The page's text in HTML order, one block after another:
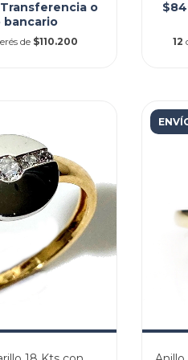
Transferencia o
de $110.200 12